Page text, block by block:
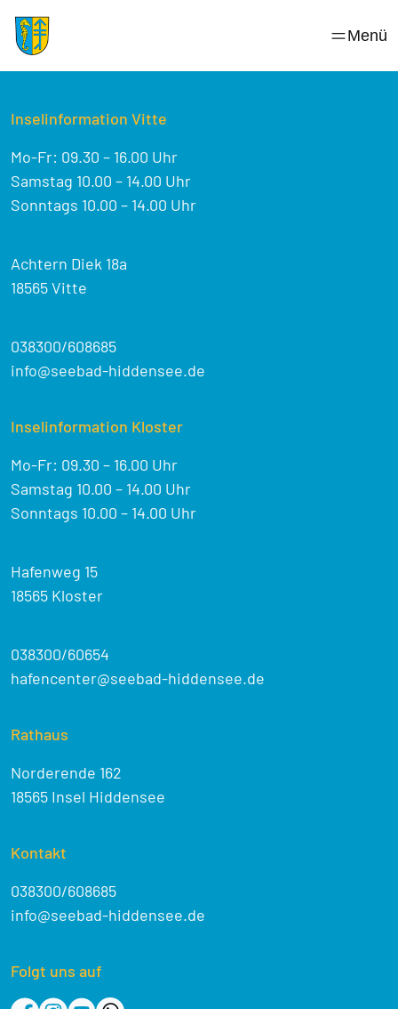
content
Menü
Inselinformation Vitte
Mo-Fr: 09.30 – 16.00 Uhr
Samstag 10.00 – 14.00 Uhr
Sonntags 10.00 – 14.00 Uhr
Achtern Diek 18a
18565 Vitte
038300/608685
info@seebad-hiddensee.de
Inselinformation Kloster
Mo-Fr: 09.30 – 16.00 Uhr
Samstag 10.00 – 14.00 Uhr
Sonntags 10.00 – 14.00 Uhr
Hafenweg 15
18565 Kloster
038300/60654
hafencenter@seebad-hiddensee.de
Rathaus
Norderende 162
18565 Insel Hiddensee
Kontakt
038300/608685
info@seebad-hiddensee.de
Folgt uns auf